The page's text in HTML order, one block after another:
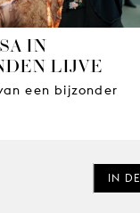
IN
LIJVE
een bijzonder
IN